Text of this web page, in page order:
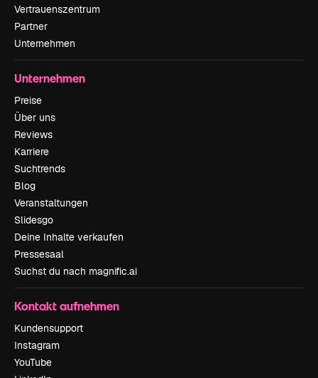
Vertrauenszentrum
Partner
Unternehmen
Unternehmen
Preise
Über uns
Reviews
Karriere
Suchtrends
Blog
Veranstaltungen
Slidesgo
Deine Inhalte verkaufen
Pressesaal
Suchst du nach magnific.ai
Kontakt aufnehmen
Kundensupport
Instagram
YouTube